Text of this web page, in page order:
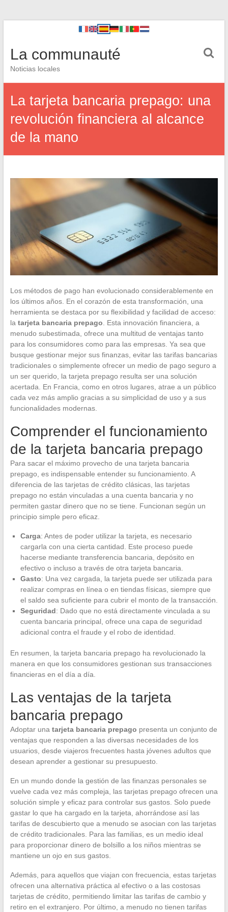
La communauté
Noticias locales
La tarjeta bancaria prepago: una
revolución financiera al alcance
de la mano
Los métodos de pago han evolucionado considerablemente en
los últimos años. En el corazón de esta transformación, una
herramienta se destaca por su flexibilidad y facilidad de acceso:
la tarjeta bancaria prepago . Esta innovación financiera, a
menudo subestimada, ofrece una multitud de ventajas tanto
para los consumidores como para las empresas. Ya sea que
busque gestionar mejor sus finanzas, evitar las tarifas bancarias
tradicionales o simplemente ofrecer un medio de pago seguro a
un ser querido, la tarjeta prepago resulta ser una solución
acertada. En Francia, como en otros lugares, atrae a un público
cada vez más amplio gracias a su simplicidad de uso y a sus
funcionalidades modernas.
Comprender el funcionamiento
de la tarjeta bancaria prepago
Para sacar el máximo provecho de una tarjeta bancaria
prepago, es indispensable entender su funcionamiento. A
diferencia de las tarjetas de crédito clásicas, las tarjetas
prepago no están vinculadas a una cuenta bancaria y no
permiten gastar dinero que no se tiene. Funcionan según un
principio simple pero eficaz.
Carga: Antes de poder utilizar la tarjeta, es necesario
cargarla con una cierta cantidad. Este proceso puede
hacerse mediante transferencia bancaria, depósito en
efectivo o incluso a través de otra tarjeta bancaria.
Gasto: Una vez cargada, la tarjeta puede ser utilizada para
realizar compras en línea o en tiendas físicas, siempre que
el saldo sea suficiente para cubrir el monto de la transacción.
Seguridad: Dado que no está directamente vinculada a su
cuenta bancaria principal, ofrece una capa de seguridad
adicional contra el fraude y el robo de identidad.
En resumen, la tarjeta bancaria prepago ha revolucionado la
manera en que los consumidores gestionan sus transacciones
financieras en el día a día.
Las ventajas de la tarjeta
bancaria prepago
Adoptar una tarjeta bancaria prepago presenta un conjunto de
ventajas que responden a las diversas necesidades de los
usuarios, desde viajeros frecuentes hasta jóvenes adultos que
desean aprender a gestionar su presupuesto.
En un mundo donde la gestión de las finanzas personales se
vuelve cada vez más compleja, las tarjetas prepago ofrecen una
solución simple y eficaz para controlar sus gastos. Solo puede
gastar lo que ha cargado en la tarjeta, ahorrándose así las
tarifas de descubierto que a menudo se asocian con las tarjetas
de crédito tradicionales. Para las familias, es un medio ideal
para proporcionar dinero de bolsillo a los niños mientras se
mantiene un ojo en sus gastos.
Además, para aquellos que viajan con frecuencia, estas tarjetas
ofrecen una alternativa práctica al efectivo o a las costosas
tarjetas de crédito, permitiendo limitar las tarifas de cambio y
retiro en el extranjero. Por último, a menudo no tienen tarifas